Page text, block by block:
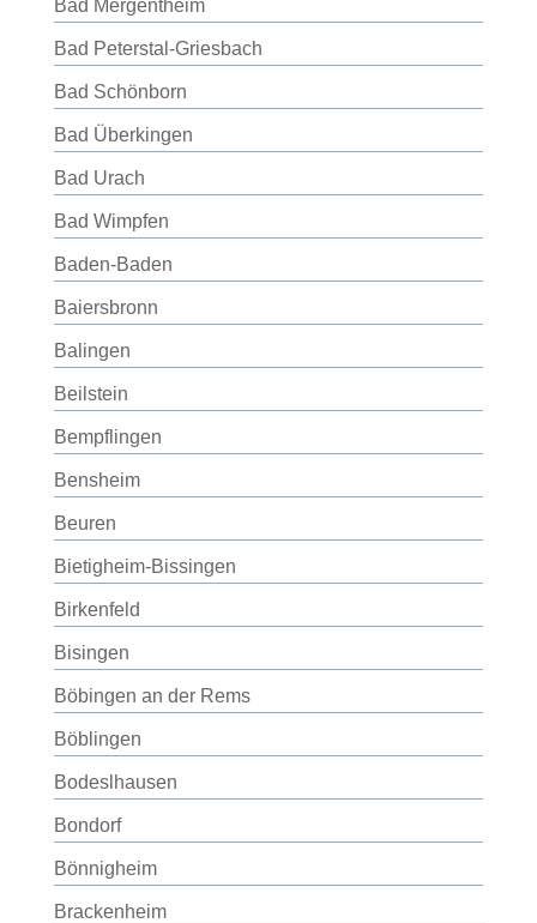
Bad Mergentheim
Bad Peterstal-Griesbach
Bad Schönborn
Bad Überkingen
Bad Urach
Bad Wimpfen
Baden-Baden
Baiersbronn
Balingen
Beilstein
Bempflingen
Bensheim
Beuren
Bietigheim-Bissingen
Birkenfeld
Bisingen
Böbingen an der Rems
Böblingen
Bodeslhausen
Bondorf
Bönnigheim
Brackenheim